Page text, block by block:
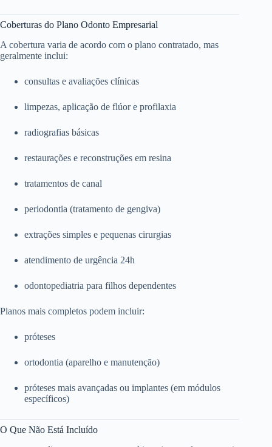
Coberturas do Plano Odonto Empresarial
A cobertura varia de acordo com o plano contratado, mas
geralmente inclui:
consultas e avaliações clínicas
limpezas, aplicação de flúor e profilaxia
radiografias básicas
restaurações e reconstruções em resina
tratamentos de canal
periodontia (tratamento de gengiva)
extrações simples e pequenas cirurgias
atendimento de urgência 24h
odontopediatria para filhos dependentes
Planos mais completos podem incluir:
próteses
ortodontia (aparelho e manutenção)
próteses mais avançadas ou implantes (em módulos
específicos)
O Que Não Está Incluído